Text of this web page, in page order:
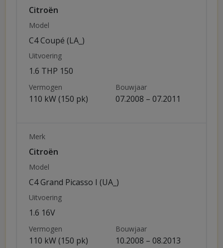
Citroën
Model
C4 Coupé (LA_)
Uitvoering
1.6 THP 150
Vermogen
110 kW (150 pk)
Bouwjaar
07.2008 – 07.2011
Merk
Citroën
Model
C4 Grand Picasso I (UA_)
Uitvoering
1.6 16V
Vermogen
110 kW (150 pk)
Bouwjaar
10.2008 – 08.2013